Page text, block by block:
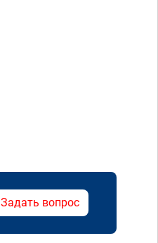
Задать вопрос